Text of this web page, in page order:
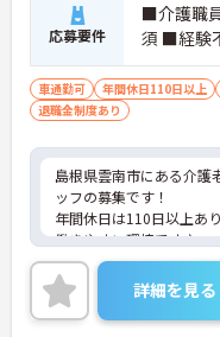
応募要件
■介護職
須 ■経験
車通勤可 年間休日110日以上
退職金制度あり
島根県雲南市にある介護
ッフの募集です！
年間休日は110日以上あ
働きやすい環境です♪
経験は不問です。サポー
るので、ご安心ください◎
ご興味がある方はご面接
ので、お気軽にお問い合
詳細を見る